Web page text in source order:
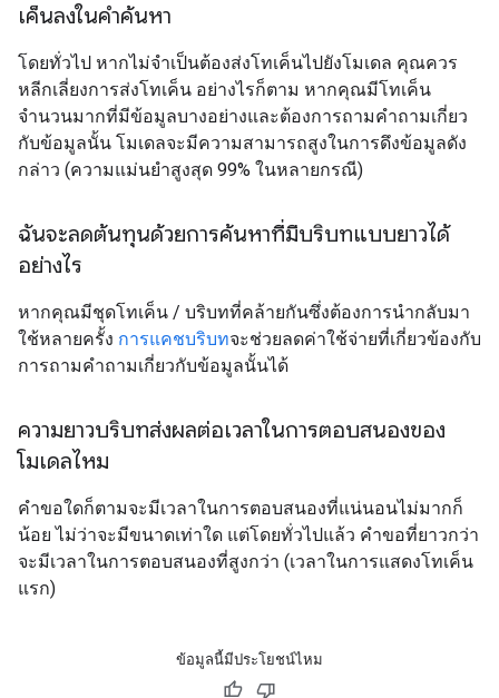
เค็นลงในคำค้นหา
โดยทั่วไป หากไม่จำเป็นต้องส่งโทเค็นไปยังโมเดล คุณควร
หลีกเลี่ยงการส่งโทเค็น อย่างไรก็ตาม หากคุณมีโทเค็น
จำนวนมากที่มีข้อมูลบางอย่างและต้องการถามคำถามเกี่ยว
กับข้อมูลนั้น โมเดลจะมีความสามารถสูงในการดึงข้อมูลดัง
กล่าว (ความแม่นยำสูงสุด 99% ในหลายกรณี)
ฉันจะลดต้นทุนด้วยการค้นหาที่มีบริบทแบบยาวได้
อย่างไร
หากคุณมีชุดโทเค็น / บริบทที่คล้ายกันซึ่งต้องการนำกลับมา
ใช้หลายครั้ง การแคชบริบทจะช่วยลดค่าใช้จ่ายที่เกี่ยวข้องกับ
การถามคำถามเกี่ยวกับข้อมูลนั้นได้
ความยาวบริบทส่งผลต่อเวลาในการตอบสนองของ
โมเดลไหม
คำขอใดก็ตามจะมีเวลาในการตอบสนองที่แน่นอนไม่มากก็
น้อย ไม่ว่าจะมีขนาดเท่าใด แต่โดยทั่วไปแล้ว คำขอที่ยาวกว่า
จะมีเวลาในการตอบสนองที่สูงกว่า (เวลาในการแสดงโทเค็น
แรก)
ข้อมูลนี้มีประโยชน์ไหม